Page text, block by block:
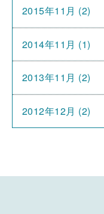
2015年11月 (2)
2014年11月 (1)
2013年11月 (2)
2012年12月 (2)